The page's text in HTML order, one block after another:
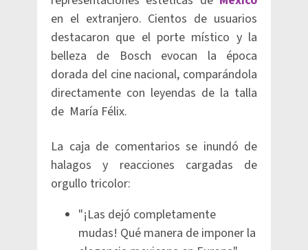
en el extranjero. Cientos de usuarios
destacaron que el porte místico y la
belleza de Bosch evocan la época
dorada del cine nacional, comparándola
directamente con leyendas de la talla
de María Félix.
La caja de comentarios se inundó de
halagos y reacciones cargadas de
orgullo tricolor:
"¡Las dejó completamente
mudas! Qué manera de imponer la